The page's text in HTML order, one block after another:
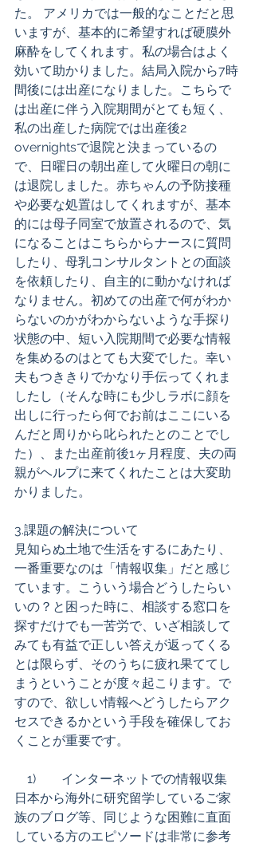
た。 アメリカでは一般的なことだと思
いますが、基本的に希望すれば硬膜外
麻酔をしてくれます。私の場合はよく
効いて助かりました。結局入院から7時
間後には出産になりました。こちらで
は出産に伴う入院期間がとても短く、
私の出産した病院では出産後2
overnightsで退院と決まっているの
で、日曜日の朝出産して火曜日の朝に
は退院しました。赤ちゃんの予防接種
や必要な処置はしてくれますが、基本
的には母子同室で放置されるので、気
になることはこちらからナースに質問
したり、母乳コンサルタントとの面談
を依頼したり、自主的に動かなければ
なりません。初めての出産で何がわか
らないのかがわからないような手探り
状態の中、短い入院期間で必要な情報
を集めるのはとても大変でした。幸い
夫もつききりでかなり手伝ってくれま
したし（そんな時にも少しラボに顔を
出しに行ったら何でお前はここにいる
んだと周りから叱られたとのことでし
た）、また出産前後1ヶ月程度、夫の両
親がヘルプに来てくれたことは大変助
かりました。
3.課題の解決について
見知らぬ土地で生活をするにあたり、
一番重要なのは「情報収集」だと感じ
ています。こういう場合どうしたらい
いの？と困った時に、相談する窓口を
探すだけでも一苦労で、いざ相談して
みても有益で正しい答えが返ってくる
とは限らず、そのうちに疲れ果ててし
まうということが度々起こります。で
すので、欲しい情報へどうしたらアク
セスできるかという手段を確保してお
くことが重要です。
1)        インターネットでの情報収集
日本から海外に研究留学しているご家
族のブログ等、同じような困難に直面
している方のエピソードは非常に参考